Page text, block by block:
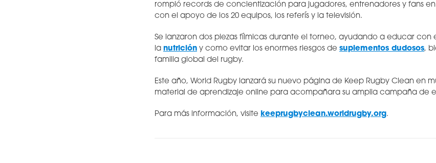
rompió records de concientización para jugadores, entrenadores y fans en
con el apoyo de los 20 equipos, los referís y la televisión.
Se lanzaron dos piezas fílmicas durante el torneo, ayudando a educar con
la nutrición y como evitar los enormes riesgos de suplementos dudosos,
familia global del rugby.
Este año, World Rugby lanzará su nuevo página de Keep Rugby Clean en
material de aprendizaje online para acompañara su amplia campaña de
Para más información, visite keeprugbyclean.worldrugby.org.